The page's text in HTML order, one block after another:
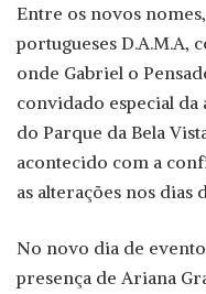
Entre os novos
portugueses D.A.M.A,
onde Gabriel o
convidado especial
do Parque da Bela
acontecido com a
as alterações nos dias
No novo dia de
presença de Ariana